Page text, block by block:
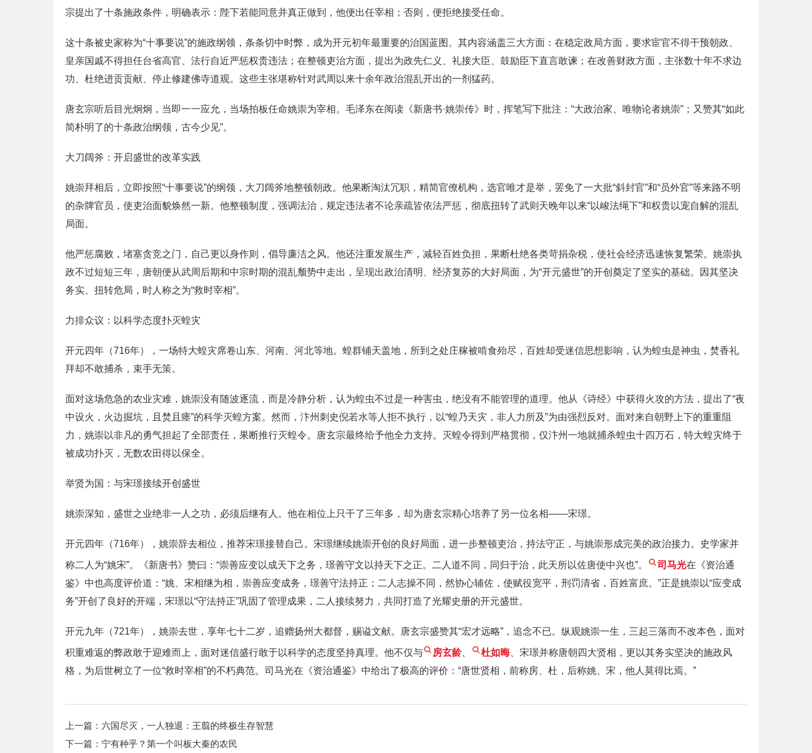
宗提出了十条施政条件，明确表示：陛下若能同意并真正做到，他便出任宰相；否则，便拒绝接受任命。
这十条被史家称为“十事要说”的施政纲领，条条切中时弊，成为开元初年最重要的治国蓝图。其内容涵盖三大方面：在稳定政局方面，要求宦官不得干预朝政、
皇亲国戚不得担任台省高官、法行自近严惩权贵违法；在整顿吏治方面，提出为政先仁义、礼接大臣、鼓励臣下直言敢谏；在改善财政方面，主张数十年不求边
功、杜绝进贡贡献、停止修建佛寺道观。这些主张堪称针对武周以来十余年政治混乱开出的一剂猛药。
唐玄宗听后目光炯炯，当即一一应允，当场拍板任命姚崇为宰相。毛泽东在阅读《新唐书·姚崇传》时，挥笔写下批注：“大政治家、唯物论者姚崇”；又赞其“如此
简朴明了的十条政治纲领，古今少见”。
大刀阔斧：开启盛世的改革实践
姚崇拜相后，立即按照“十事要说”的纲领，大刀阔斧地整顿朝政。他果断淘汰冗职，精简官僚机构，选官唯才是举，罢免了一大批“斜封官”和“员外官”等来路不明
的杂牌官员，使吏治面貌焕然一新。他整顿制度，强调法治，规定违法者不论亲疏皆依法严惩，彻底扭转了武则天晚年以来“以峻法绳下”和权贵以宠自解的混乱
局面。
他严惩腐败，堵塞贪竞之门，自己更以身作则，倡导廉洁之风。他还注重发展生产，减轻百姓负担，果断杜绝各类苛捐杂税，使社会经济迅速恢复繁荣。姚崇执
政不过短短三年，唐朝便从武周后期和中宗时期的混乱颓势中走出，呈现出政治清明、经济复苏的大好局面，为“开元盛世”的开创奠定了坚实的基础。因其坚决
务实、扭转危局，时人称之为“救时宰相”。
力排众议：以科学态度扑灭蝗灾
开元四年（716年），一场特大蝗灾席卷山东、河南、河北等地。蝗群铺天盖地，所到之处庄稼被啃食殆尽，百姓却受迷信思想影响，认为蝗虫是神虫，焚香礼
拜却不敢捕杀，束手无策。
面对这场危急的农业灾难，姚崇没有随波逐流，而是冷静分析，认为蝗虫不过是一种害虫，绝没有不能管理的道理。他从《诗经》中获得火攻的方法，提出了“夜
中设火，火边掘坑，且焚且瘗”的科学灭蝗方案。然而，汴州刺史倪若水等人拒不执行，以“蝗乃天灾，非人力所及”为由强烈反对。面对来自朝野上下的重重阻
力，姚崇以非凡的勇气担起了全部责任，果断推行灭蝗令。唐玄宗最终给予他全力支持。灭蝗令得到严格贯彻，仅汴州一地就捕杀蝗虫十四万石，特大蝗灾终于
被成功扑灭，无数农田得以保全。
举贤为国：与宋璟接续开创盛世
姚崇深知，盛世之业绝非一人之功，必须后继有人。他在相位上只干了三年多，却为唐玄宗精心培养了另一位名相——宋璟。
开元四年（716年），姚崇辞去相位，推荐宋璟接替自己。宋璟继续姚崇开创的良好局面，进一步整顿吏治，持法守正，与姚崇形成完美的政治接力。史学家并
称二人为“姚宋”。《新唐书》赞曰：“崇善应变以成天下之务，璟善守文以持天下之正。二人道不同，同归于治，此天所以佐唐使中兴也”。 司马光在《资治通
鉴》中也高度评价道：“姚、宋相继为相，崇善应变成务，璟善守法持正；二人志操不同，然协心辅佐，使赋役宽平，刑罚清省，百姓富庶。”正是姚崇以“应变成
务”开创了良好的开端，宋璟以“守法持正”巩固了管理成果，二人接续努力，共同打造了光耀史册的开元盛世。
开元九年（721年），姚崇去世，享年七十二岁，追赠扬州大都督，赐谥文献。唐玄宗盛赞其“宏才远略”，追念不已。纵观姚崇一生，三起三落而不改本色，面对
积重难返的弊政敢于迎难而上，面对迷信盛行敢于以科学的态度坚持真理。他不仅与 房玄龄、 杜如晦、宋璟并称唐朝四大贤相，更以其务实坚决的施政风
格，为后世树立了一位“救时宰相”的不朽典范。司马光在《资治通鉴》中给出了极高的评价：“唐世贤相，前称房、杜，后称姚、宋，他人莫得比焉。”
上一篇： 六国尽灭，一人独退：王翦的终极生存智慧
下一篇： 宁有种乎？第一个叫板大秦的农民